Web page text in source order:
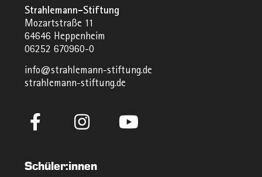
Strahlemann-Stiftung
Mozartstraße 11
64646 Heppenheim
06252 670960-0
info@strahlemann-stiftung.de
strahlemann-stiftung.de
Schüler:innen